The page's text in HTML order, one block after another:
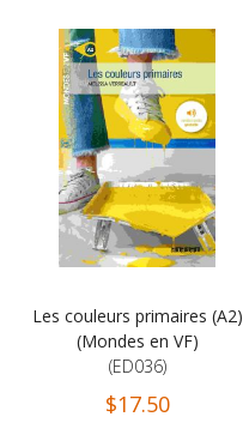
Les couleurs primaires (A2)
(Mondes en VF)
(ED036)
$17.50